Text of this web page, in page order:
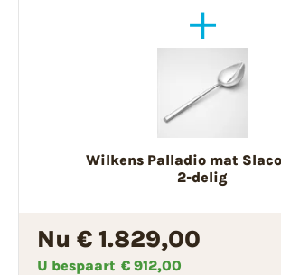
Wilkens Palladio mat
2-delig
Nu € 1.829,00
U bespaart € 912,00